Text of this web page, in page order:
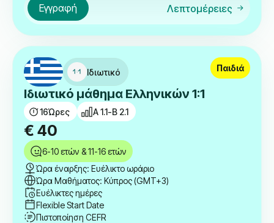
Εγγραφή Λεπτομέρειες
Ιδιωτικό
Ιδιωτικό μάθημα Ελληνικών 1:1
16Ώρες A 1.1-B 2.1
Παιδιά
€ 40
6-10 ετών & 11-16 ετών
Ώρα έναρξης: Ευέλικτο ωράριο
Ώρα Μαθήματος: Κύπρος (GMT+3)
Ευέλικτες ημέρες
Flexible Start Date
Πιστοποίηση CEFR